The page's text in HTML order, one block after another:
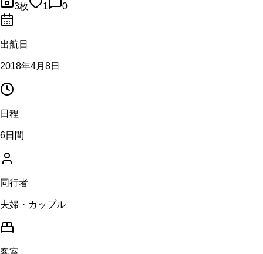
3枚 1 0
出航日
2018年4月8日
日程
6日間
同行者
夫婦・カップル
客室